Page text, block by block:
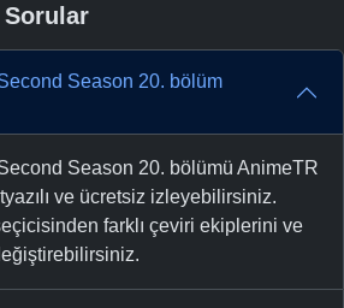
Sorular
Season 20. bölüm
Season 20. bölümü AnimeTR
ve ücretsiz izleyebilirsiniz.
farklı çeviri ekiplerini ve